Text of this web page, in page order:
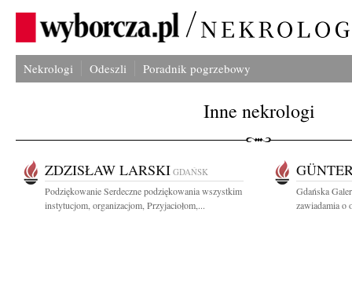
Nekrologi Odeszli Poradnik pogrzebowy
Inne nekrologi
ZDZISŁAW LARSKI GDAŃSK
Podziękowanie Serdeczne podziękowania wszystkim
instytucjom, organizacjom, Przyjaciołom,...
Gdańska
zawiadamia o